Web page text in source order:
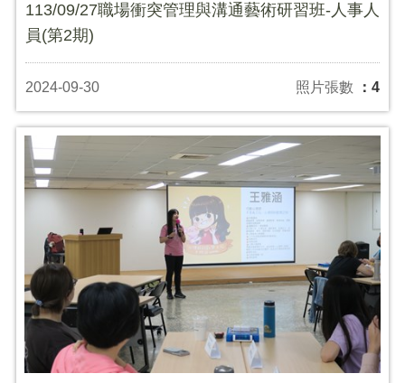
113/09/27職場衝突管理與溝通藝術研習班-人事人
員(第2期)
2024-09-30 照片張數 ：4